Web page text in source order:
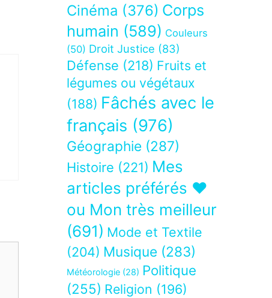
Cinéma (376) Corps
humain (589) Couleurs
(50) Droit Justice (83)
Défense (218) Fruits et
légumes ou végétaux
(188) Fâchés avec le
français (976)
Géographie (287)
Histoire (221) Mes
articles préférés ❤
ou Mon très meilleur
(691) Mode et Textile
(204) Musique (283)
Météorologie (28) Politique
(255) Religion (196)